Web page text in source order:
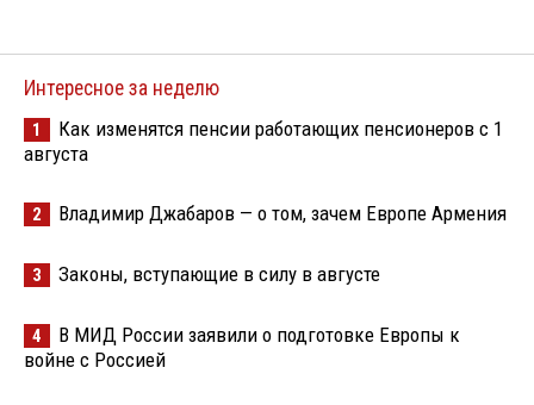
Интересное за неделю
1
Как изменятся пенсии работающих пенсионеров с 1
августа
2 Владимир Джабаров — о том, зачем Европе Армения
3 Законы, вступающие в силу в августе
4
В МИД России заявили о подготовке Европы к
войне с Россией